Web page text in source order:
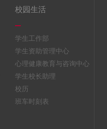
校园生活
学生工作部
学生资助管理中心
心理健康教育与咨询中心
学生校长助理
校历
班车时刻表